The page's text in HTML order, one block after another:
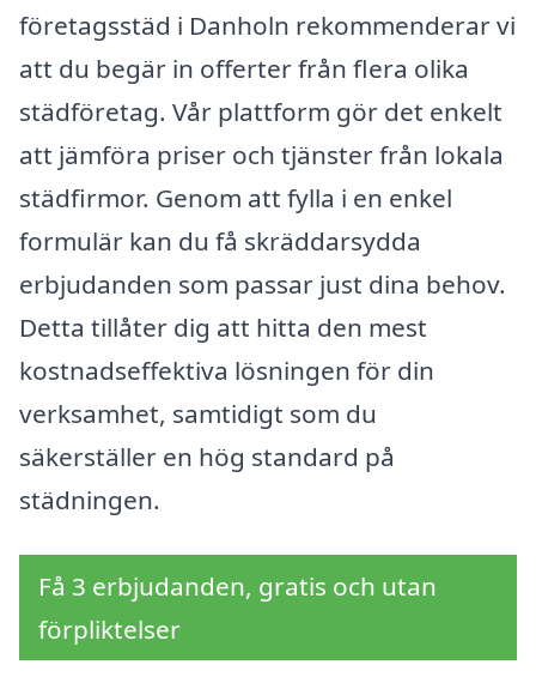
företagsstäd i Danholn rekommenderar vi
att du begär in offerter från flera olika
städföretag. Vår plattform gör det enkelt
att jämföra priser och tjänster från lokala
städfirmor. Genom att fylla i en enkel
formulär kan du få skräddarsydda
erbjudanden som passar just dina behov.
Detta tillåter dig att hitta den mest
kostnadseffektiva lösningen för din
verksamhet, samtidigt som du
säkerställer en hög standard på
städningen.
Få 3 erbjudanden, gratis och utan
förpliktelser